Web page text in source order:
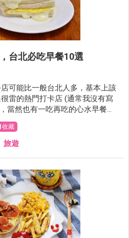
台北必吃早餐10選
可能比一般台北人多，基本上該
雷的熱門打卡店 (通常我沒有寫
當然也有一吃再吃的心水早餐
吃早餐都屬於比較簡單的味道，
的早餐之後，還是覺得平實的最
收藏
旅遊